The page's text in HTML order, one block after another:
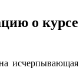
о курсе
исчерпывающая